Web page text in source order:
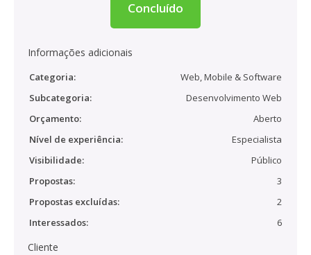
Concluído
Informações adicionais
Categoria:
Web, Mobile & Software
Subcategoria:
Desenvolvimento Web
Orçamento:
Aberto
Nível de experiência:
Especialista
Visibilidade:
Público
Propostas:
3
Propostas excluídas:
2
Interessados:
6
Cliente